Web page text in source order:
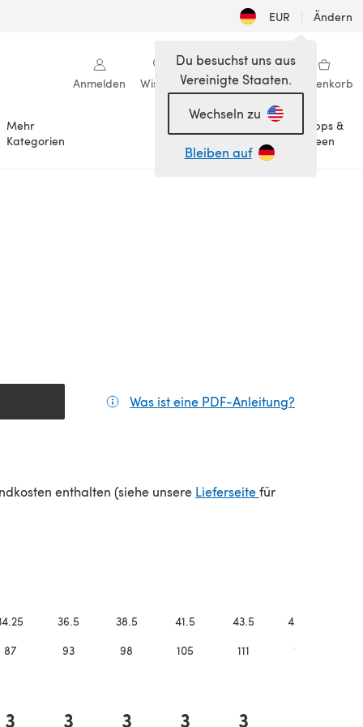
EUR | Ändern
Anmelden Wishlist Meine Bibliothek Warenkorb
Mehr
Kategorien
Anlässe
Tipps &
Ideen
Du besuchst uns aus
Vereinigte Staaten.
Wechseln zu
Bleiben auf
Was ist eine PDF-Anleitung?
enthalten (siehe unsere Lieferseite(öffnet sich in
für
36.5 38.5 41.5 43.5 45.75
87 93 98 105 111 116
3 3 3 3 3